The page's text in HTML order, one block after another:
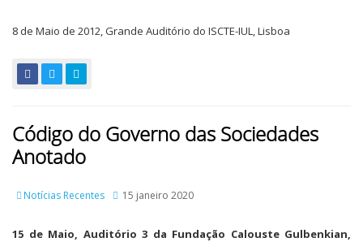
8 de Maio de 2012, Grande Auditório do ISCTE-IUL, Lisboa
Código do Governo das Sociedades
Anotado
Notícias Recentes 15 janeiro 2020
15 de Maio, Auditório 3 da Fundação Calouste Gulbenkian,